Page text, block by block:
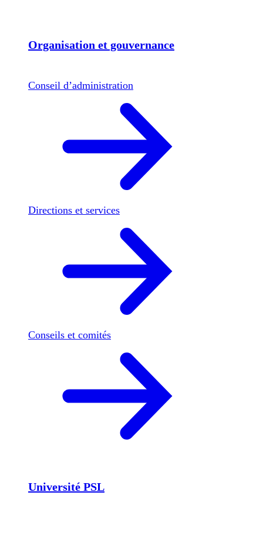
Organisation et gouvernance
Conseil d’administration
Directions et services
Conseils et comités
Université PSL